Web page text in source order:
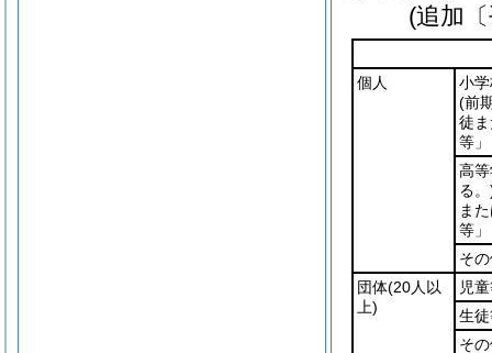
(追加
個人
小
(前
徒
等
高
る
ま
等
そ
団体(20人以
上)
児
生
そ